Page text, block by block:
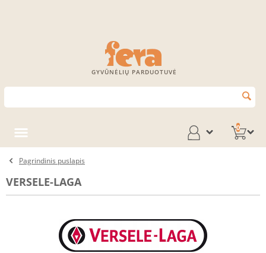
GYVŪNĖLIŲ PARDUOTUVĖ
0
Pagrindinis puslapis
VERSELE-LAGA